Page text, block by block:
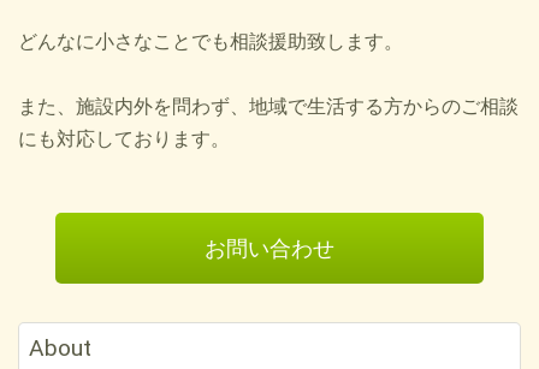
どんなに小さなことでも相談援助致します。
また、施設内外を問わず、地域で生活する方からのご相談
にも対応しております。
お問い合わせ
About